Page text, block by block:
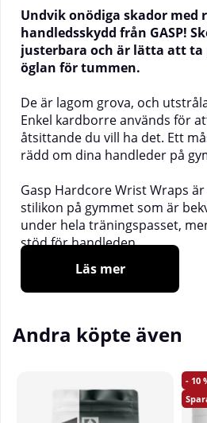
Undvik onödiga skador med
handledsskydd från GASP!
justerbara och är lätta att ta
öglan för tummen.
De är lagom grova, och
Enkel kardborre används för
åtsittande du vill ha det. Ett
rädd om dina handleder på
Gasp Hardcore Wrist Wraps
stilikon på gymmet som är
under hela träningspasset,
stöd för handleden.
______________
Material: 80% Bomull, 20%
Levereras parvis!
Läs mer
Andra köpte även
10